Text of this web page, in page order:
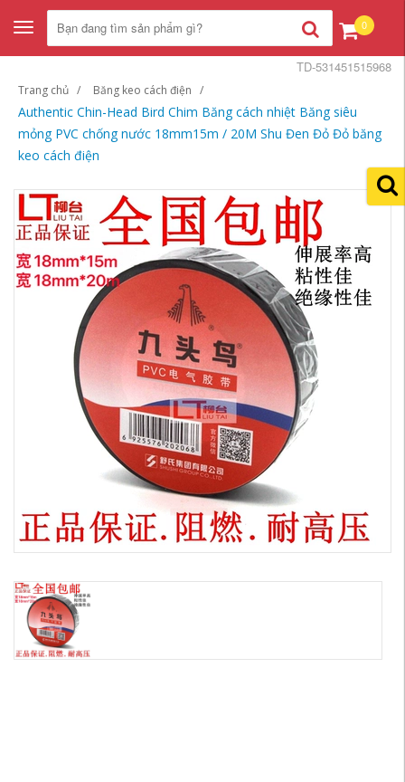
Toggle
navigation
0
Trang chủ Băng keo cách điện
Authentic Chin-Head Bird Chim Băng cách nhiệt Băng siêu
mỏng PVC chống nước 18mm15m / 20M Shu Đen Đỏ Đỏ băng
keo cách điện
TD-531451515968